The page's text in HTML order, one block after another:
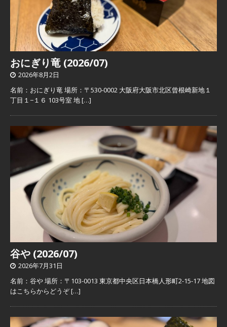
おにぎり竜 (2026/07)
2026年8月2日
名前：おにぎり竜 場所：〒530-0002 大阪府大阪市北区曾根崎新地１
丁目１−１６ 103号室 地[…]
谷や (2026/07)
2026年7月31日
名前：谷や 場所：〒103-0013 東京都中央区日本橋人形町2-15-17 地図
はこちらからどうぞ[…]